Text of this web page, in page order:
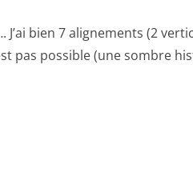
J’ai bien 7 alignements (2
pas possible (une sombre